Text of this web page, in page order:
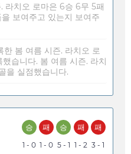
라치오 로마은 6승 6무 5패
보여주고 있는지 보여주
한 봄 여름 시즌. 라치오 로
습니다. 봄 여름 시즌. 라치
을 실점했습니다.
승
1 - 0
패
1 - 0
승
5 - 1
패
1 - 2
패
3 - 1